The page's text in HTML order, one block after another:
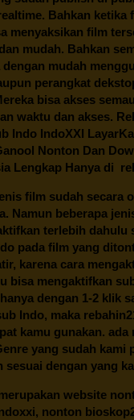
Bahkan ketika
menyaksikan film
mudah. Bahkan
mudah
perangkat
bisa akses
waktu dan akses.
Indo IndoXXI
Nonton Dan
Lengkap Hanya di
film sudah secara
Namun beberapa
terlebih dahulu
pada film yang
karena cara
bisa mengaktifkan
dengan 1-2 klik
Indo, maka
kamu gunakan.
yang sudah kami
sesuai dengan yang
website
nonton